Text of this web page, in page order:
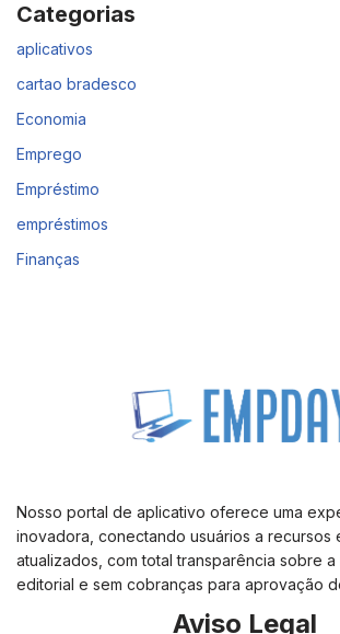
Categorias
aplicativos
cartao bradesco
Economia
Emprego
Empréstimo
empréstimos
Finanças
Nosso portal de aplicativo oferece uma
inovadora, conectando usuários a recursos
atualizados, com total transparência sobre
editorial e sem cobranças para aprovação
Aviso Legal